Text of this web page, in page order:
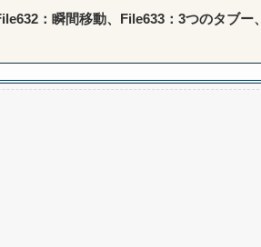
：瞬間移動、File633：3つのタブー、